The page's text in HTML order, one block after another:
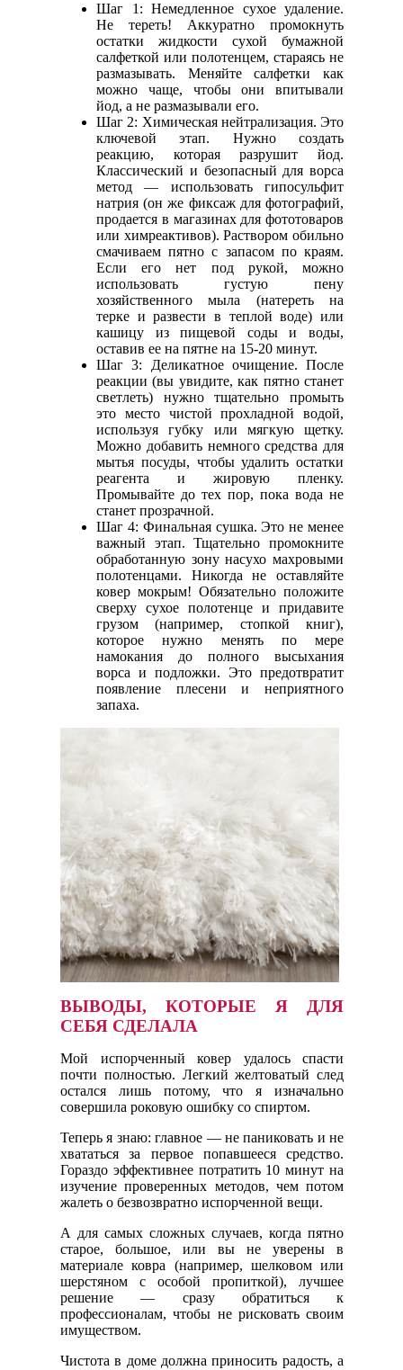
Шаг 1: Немедленное сухое удаление.
Не тереть! Аккуратно промокнуть
остатки жидкости сухой бумажной
салфеткой или полотенцем, стараясь не
размазывать. Меняйте салфетки как
можно чаще, чтобы они впитывали
йод, а не размазывали его.
Шаг 2: Химическая нейтрализация. Это
ключевой этап. Нужно создать
реакцию, которая разрушит йод.
Классический и безопасный для ворса
метод — использовать гипосульфит
натрия (он же фиксаж для фотографий,
продается в магазинах для фототоваров
или химреактивов). Раствором обильно
смачиваем пятно с запасом по краям.
Если его нет под рукой, можно
использовать густую пену
хозяйственного мыла (натереть на
терке и развести в теплой воде) или
кашицу из пищевой соды и воды,
оставив ее на пятне на 15-20 минут.
Шаг 3: Деликатное очищение. После
реакции (вы увидите, как пятно станет
светлеть) нужно тщательно промыть
это место чистой прохладной водой,
используя губку или мягкую щетку.
Можно добавить немного средства для
мытья посуды, чтобы удалить остатки
реагента и жировую пленку.
Промывайте до тех пор, пока вода не
станет прозрачной.
Шаг 4: Финальная сушка. Это не менее
важный этап. Тщательно промокните
обработанную зону насухо махровыми
полотенцами. Никогда не оставляйте
ковер мокрым! Обязательно положите
сверху сухое полотенце и придавите
грузом (например, стопкой книг),
которое нужно менять по мере
намокания до полного высыхания
ворса и подложки. Это предотвратит
появление плесени и неприятного
запаха.
ВЫВОДЫ, КОТОРЫЕ Я ДЛЯ
СЕБЯ СДЕЛАЛА
Мой испорченный ковер удалось спасти
почти полностью. Легкий желтоватый след
остался лишь потому, что я изначально
совершила роковую ошибку со спиртом.
Теперь я знаю: главное — не паниковать и не
хвататься за первое попавшееся средство.
Гораздо эффективнее потратить 10 минут на
изучение проверенных методов, чем потом
жалеть о безвозвратно испорченной вещи.
А для самых сложных случаев, когда пятно
старое, большое, или вы не уверены в
материале ковра (например, шелковом или
шерстяном с особой пропиткой), лучшее
решение — сразу обратиться к
профессионалам, чтобы не рисковать своим
имуществом.
Чистота в доме должна приносить радость, а